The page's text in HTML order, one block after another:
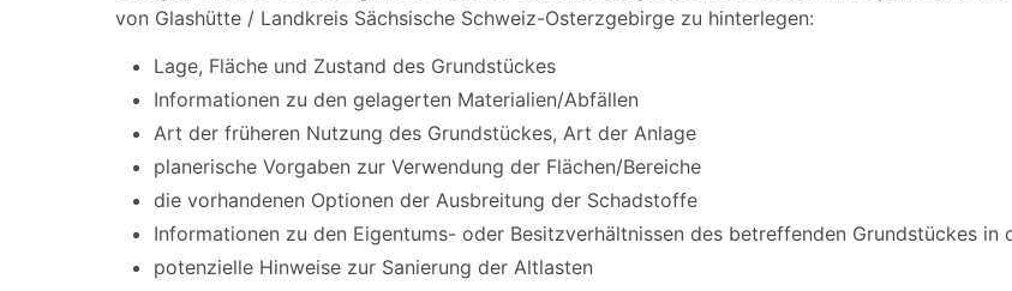
von Glashütte / Landkreis Sächsische Schweiz-Osterzgebirge zu hinterlegen:
Lage, Fläche und Zustand des Grundstückes
Informationen zu den gelagerten Materialien/Abfällen
Art der früheren Nutzung des Grundstückes, Art der Anlage
planerische Vorgaben zur Verwendung der Flächen/Bereiche
die vorhandenen Optionen der Ausbreitung der Schadstoffe
Informationen zu den Eigentums- oder Besitzverhältnissen des betreffenden Grundstückes in
potenzielle Hinweise zur Sanierung der Altlasten